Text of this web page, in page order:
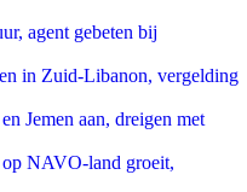
agent gebeten bij
in Zuid-Libanon, vergelding
Jemen aan, dreigen met
op NAVO-land groeit,